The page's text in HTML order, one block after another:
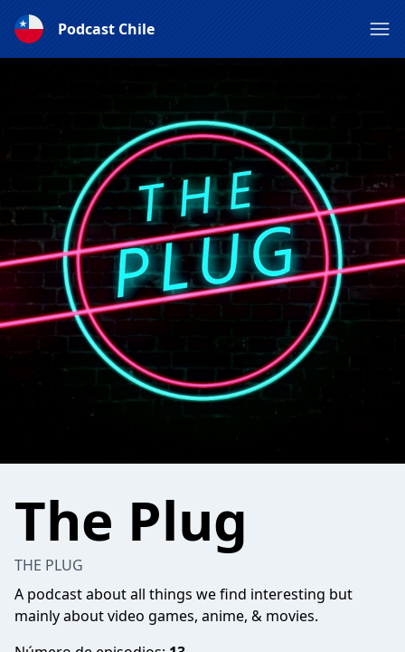
Podcast Chile
The Plug
THE PLUG
A podcast about all things we find interesting but
mainly about video games, anime, & movies.